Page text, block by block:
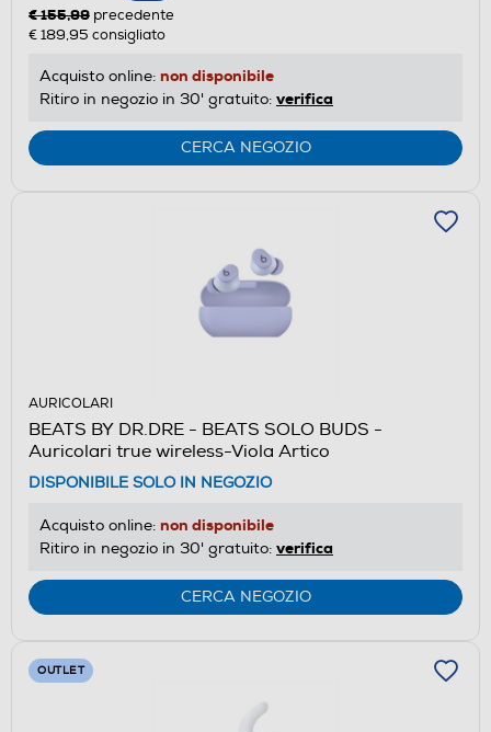
€ 155,99 precedente
€ 189,95 consigliato
Acquisto online: non disponibile
Ritiro in negozio in 30' gratuito: verifica
CERCA NEGOZIO
AURICOLARI
BEATS BY DR.DRE - BEATS SOLO BUDS -
Auricolari true wireless-Viola Artico
DISPONIBILE SOLO IN NEGOZIO
Acquisto online: non disponibile
Ritiro in negozio in 30' gratuito: verifica
CERCA NEGOZIO
OUTLET